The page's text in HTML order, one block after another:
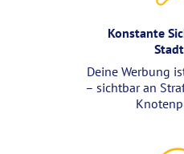
Konstante
Deine Werbung
– sichtbar an